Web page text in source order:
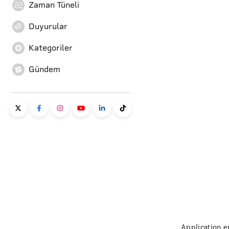
Zaman Tüneli
Duyurular
Kategoriler
Gündem
Application